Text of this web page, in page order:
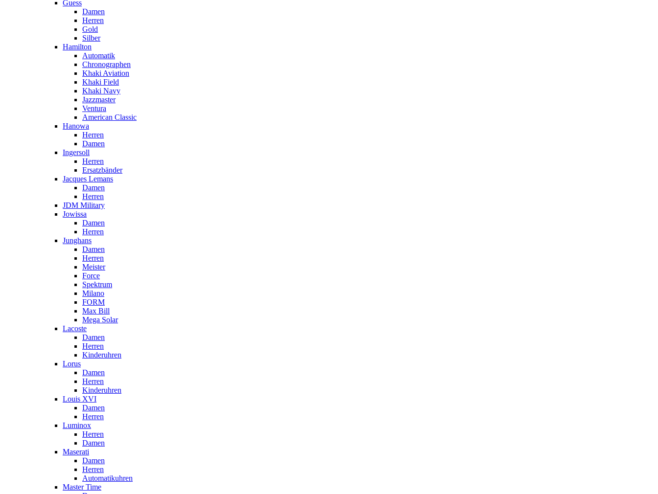
Guess
Damen
Herren
Gold
Silber
Hamilton
Automatik
Chronographen
Khaki Aviation
Khaki Field
Khaki Navy
Jazzmaster
Ventura
American Classic
Hanowa
Herren
Damen
Ingersoll
Herren
Ersatzbänder
Jacques Lemans
Damen
Herren
JDM Military
Jowissa
Damen
Herren
Junghans
Damen
Herren
Meister
Force
Spektrum
Milano
FORM
Max Bill
Mega Solar
Lacoste
Damen
Herren
Kinderuhren
Lorus
Damen
Herren
Kinderuhren
Louis XVI
Damen
Herren
Luminox
Herren
Damen
Maserati
Damen
Herren
Automatikuhren
Master Time